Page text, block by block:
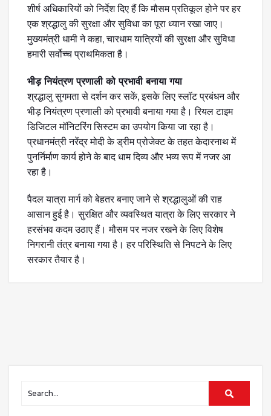
शीर्ष अधिकारियों को निर्देश दिए हैं कि मौसम प्रतिकूल होने पर हर
एक श्रद्धालु की सुरक्षा और सुविधा का पूरा ध्यान रखा जाए।
मुख्यमंत्री धामी ने कहा, चारधाम यात्रियों की सुरक्षा और सुविधा
हमारी सर्वोच्च प्राथमिकता है।
भीड़ नियंत्रण प्रणाली को प्रभावी बनाया गया
श्रद्धालु सुगमता से दर्शन कर सकें, इसके लिए स्लॉट प्रबंधन और
भीड़ नियंत्रण प्रणाली को प्रभावी बनाया गया है। रियल टाइम
डिजिटल मॉनिटरिंग सिस्टम का उपयोग किया जा रहा है।
प्रधानमंत्री नरेंद्र मोदी के ड्रीम प्रोजेक्ट के तहत केदारनाथ में
पुनर्निर्माण कार्य होने के बाद धाम दिव्य और भव्य रूप में नजर आ
रहा है।
पैदल यात्रा मार्ग को बेहतर बनाए जाने से श्रद्धालुओं की राह
आसान हुई है। सुरक्षित और व्यवस्थित यात्रा के लिए सरकार ने
हरसंभव कदम उठाए हैं। मौसम पर नजर रखने के लिए विशेष
निगरानी तंत्र बनाया गया है। हर परिस्थिति से निपटने के लिए
सरकार तैयार है।